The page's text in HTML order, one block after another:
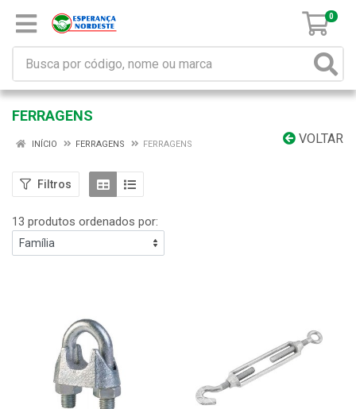
0
FERRAGENS
VOLTAR
INÍCIO FERRAGENS FERRAGENS
Filtros
13 produtos ordenados por: